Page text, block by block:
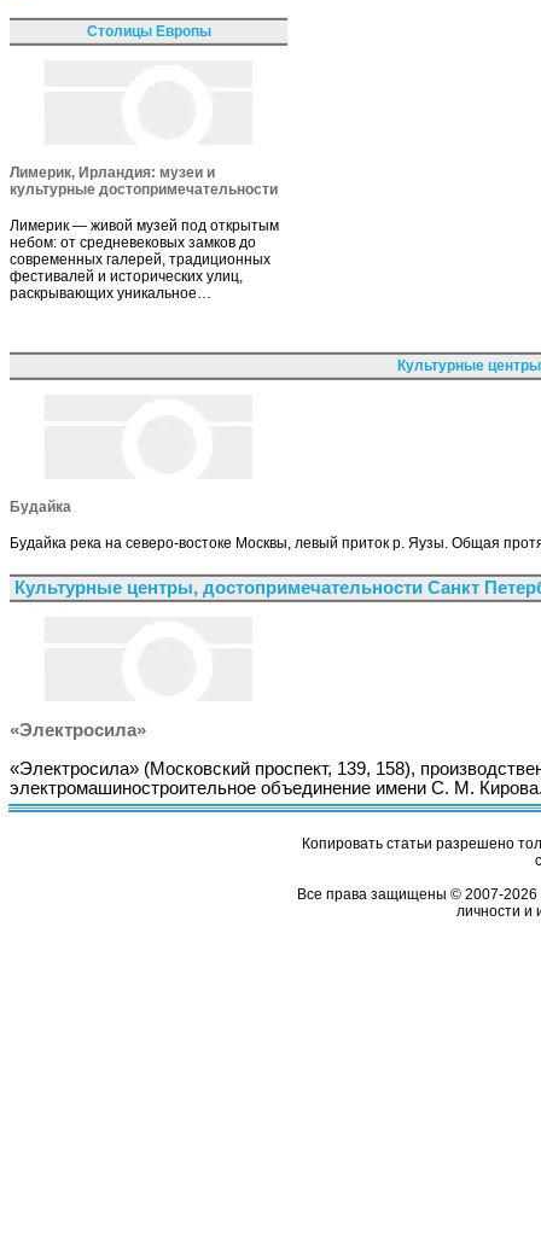
Столицы Европы
Лимерик, Ирландия: музеи и
культурные достопримечательности
Лимерик — живой музей под открытым
небом: от средневековых замков до
современных галерей, традиционных
фестивалей и исторических улиц,
раскрывающих уникальное…
Культурные
Будайка
Будайка река на северо-востоке Москвы, левый приток р. Яузы. Общая
Культурные центры, достопримечательности Санкт
«Электросила»
«Электросила» (Московский проспект, 139, 158),
электромашиностроительное объединение имени С. М.
Копировать статьи разрешено
Все права защищены © 2007-2026
личности и